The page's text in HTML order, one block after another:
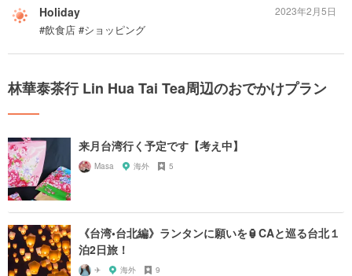
Holiday
#飲食店 #ショッピング
2023年2月5日
林華泰茶行 Lin Hua Tai Tea周辺のおでかけプラン
来月台湾行く予定です【考え中】
Masa 海外 5
《台湾•台北編》ランタンに願いを🏮CAと巡る台北１
泊2日旅！
✈︎ 海外 9